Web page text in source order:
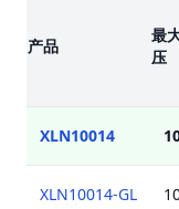
产品
最
压
XLN10014
XLN10014-GL